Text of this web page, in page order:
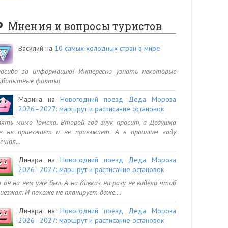
Мнения и вопросы туристов
Василий на 10 самых холодных стран в мире
за информацию! Интересно узнать некоторые
факты!
Марина наНовогодний поезд Деда Мороза
2026–2027: маршрут и расписание остановок
мимо Томска. Второй год внук просит, а Дедушка
не приезжает и не приезжает. А в прошлом году
Динара наНовогодний поезд Деда Мороза
2026–2027: маршрут и расписание остановок
он на нем уже был. А на Кавказ ни разу не видела чтоб
И похоже не планирует даже.…
Динара наНовогодний поезд Деда Мороза
2026–2027: маршрут и расписание остановок